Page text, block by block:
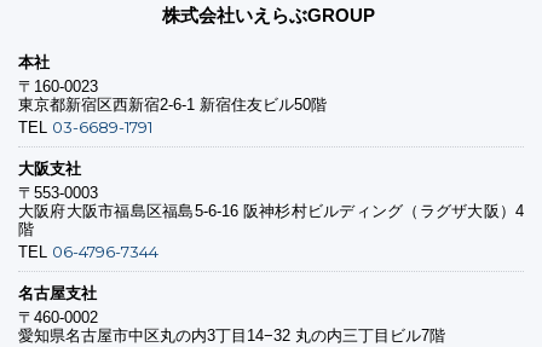
株式会社いえらぶGROUP
本社
〒160-0023
東京都新宿区西新宿2-6-1 新宿住友ビル50階
TEL 03-6689-1791
大阪支社
〒553-0003
大阪府大阪市福島区福島5-6-16 阪神杉村ビルディング（ラグザ大阪）4
階
TEL 06-4796-7344
名古屋支社
〒460-0002
愛知県名古屋市中区丸の内3丁目14−32 丸の内三丁目ビル7階